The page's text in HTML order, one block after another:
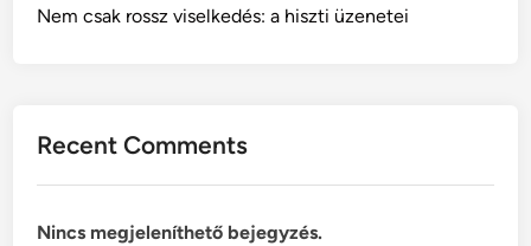
r
Nem csak rossz viselkedés: a hiszti üzenetei
Recent Comments
Nincs megjeleníthető bejegyzés.